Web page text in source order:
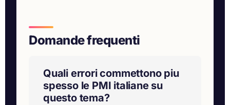
Domande frequenti
Quali errori commettono piu
spesso le PMI italiane su
questo tema?